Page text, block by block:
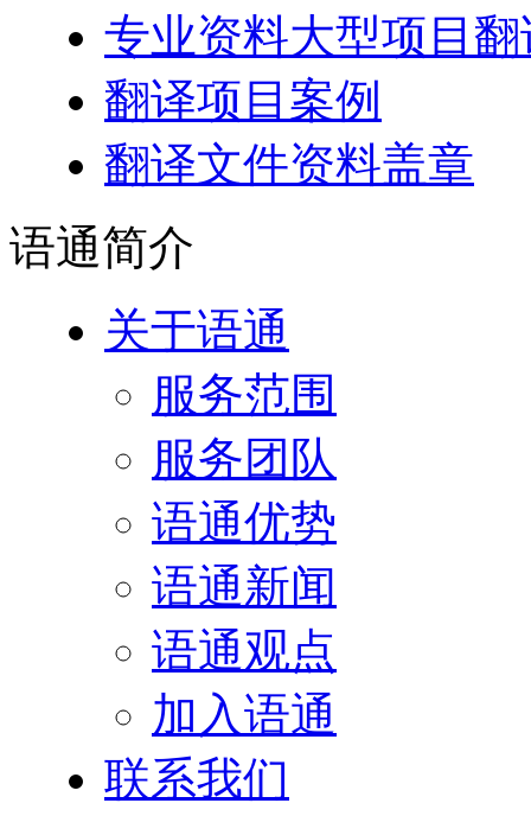
专业资料大型项目翻
翻译项目案例
翻译文件资料盖章
语通简介
关于语通
服务范围
服务团队
语通优势
语通新闻
语通观点
加入语通
联系我们